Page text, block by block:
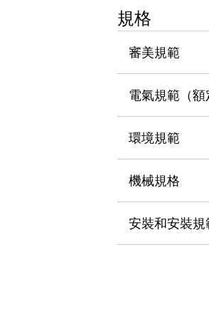
使人機協作更安全、更高效
提高半導體製造裝置設計自由度的方法
瞬間完成開關的更換，避免停機時間拉長
瀏覽全部
規格
審美規範
電氣規範（額
環境規範
機械規格
安裝和安裝規